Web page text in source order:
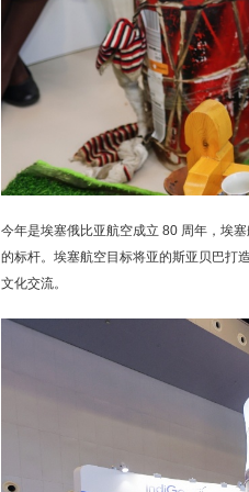
今年是埃塞俄比亚航空成立 80 周年，埃
的标杆。埃塞航空目标将亚的斯亚贝巴打
文化交流。